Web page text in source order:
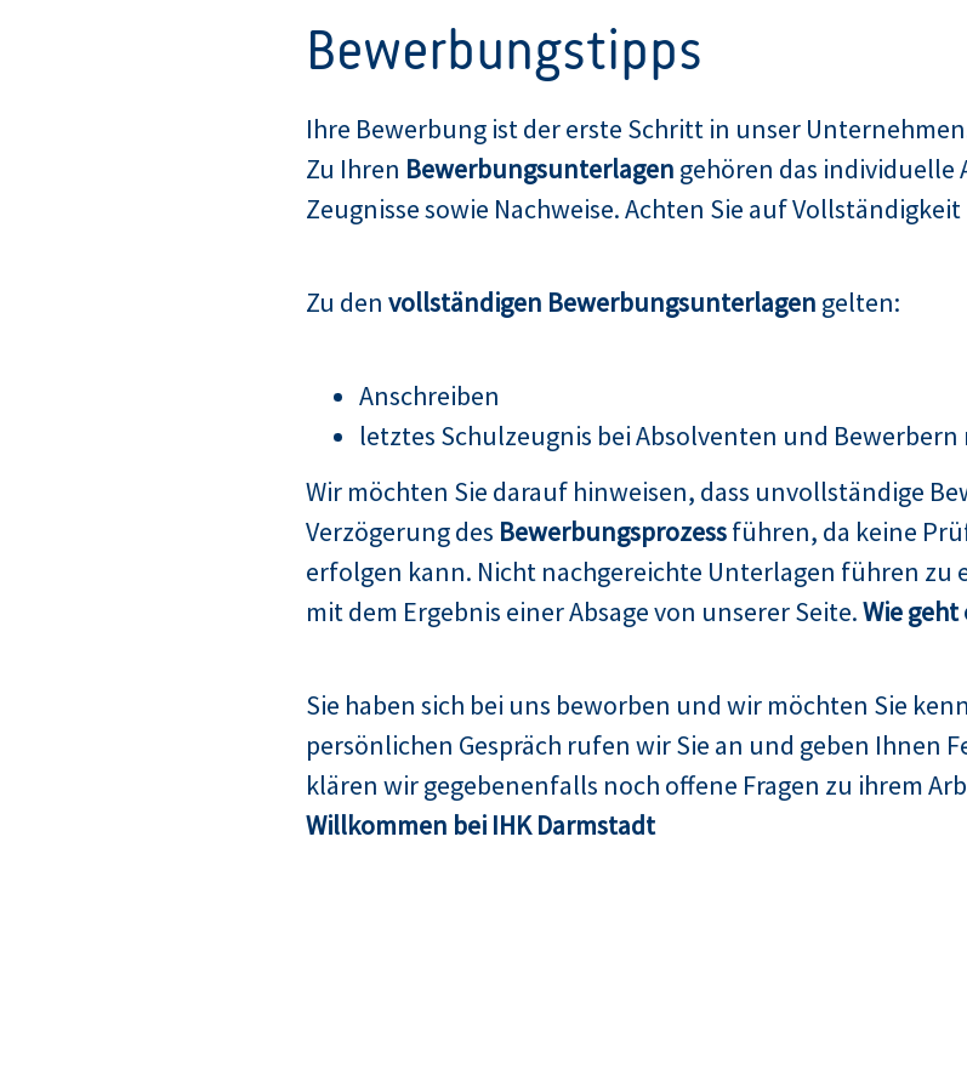
Bewerbungstipps
Ihre Bewerbung ist der erste Schritt in unser
Zu Ihren Bewerbungsunterlagen gehören das individuelle
Zeugnisse sowie Nachweise. Achten Sie auf
Zu den vollständigen Bewerbungsunterlagen gelten:
Anschreiben
letztes Schulzeugnis bei Absolventen und
Wir möchten Sie darauf hinweisen, dass unvollständige
Verzögerung des Bewerbungsprozessführen, da keine
erfolgen kann. Nicht nachgereichte Unterlagen führen zu
mit dem Ergebnis einer Absage von unserer Seite.Wie
Sie haben sich bei uns beworben und wir möchten Sie
persönlichen Gespräch rufen wir Sie an und geben Ihnen
klären wir gegebenenfalls noch offene Fragen zu ihrem
Willkommen bei IHK Darmstadt